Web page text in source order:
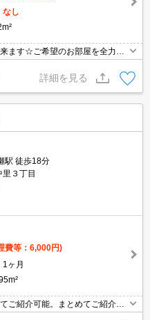
なし
ます☆ご希望のお部屋を全力で
詳細を見る
駅 徒歩18分
３丁目
費等：6,000円)
1ヶ月
ご紹介可能。まとめてご紹介致
。お部屋探しは情報量地域ナン